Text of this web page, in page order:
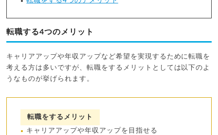
転職する4つのメリット
キャリアアップや年収アップなど希望を実現するために転職を
考える方は多いですが、転職をするメリットとしては以下のよ
うなものが挙げられます。
転職をするメリット
キャリアアップや年収アップを目指せる